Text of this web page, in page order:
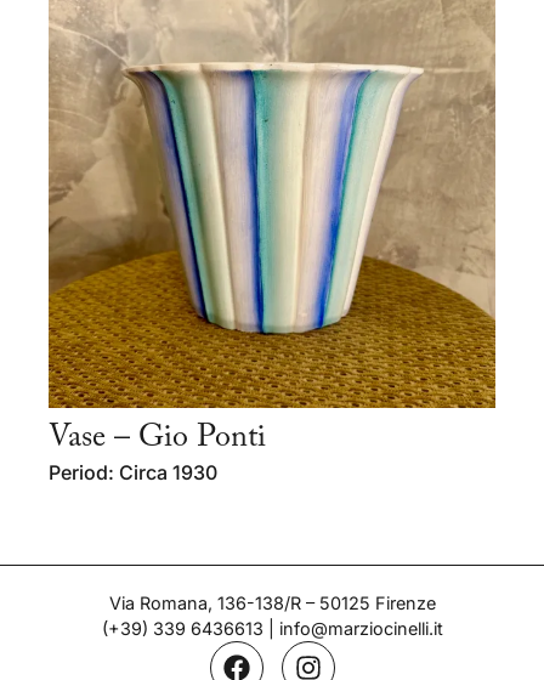
Vase – Gio Ponti
Period: Circa 1930
Via Romana, 136-138/R – 50125 Firenze
(+39) 339 6436613
info@marziocinelli.it